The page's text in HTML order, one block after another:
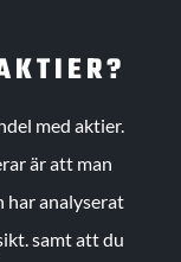
med aktier.
är att man
har analyserat
samt att du